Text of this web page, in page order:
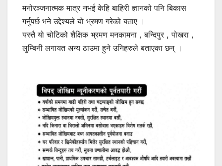
मनोरञ्जनात्मक मात्र नभई केहि बाहिरी ज्ञानको पनि बिकास
गर्नुपर्छ भने उद्देश्यले यो भ्रमण गरेको बताए ।
यस्तै यो चोटिको शैक्षिक भ्रमण मनकामना , बन्दिपुर , पोखरा ,
लुम्बिनी लगायत अन्य ठाउमा हुने उनिहरुले बताएका छन् ।